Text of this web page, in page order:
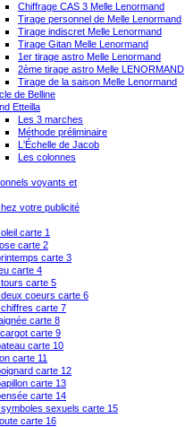
Chiffrage CAS 3 Melle Lenormand
Tirage personnel de Melle Lenormand
Tirage indiscret Melle Lenormand
Tirage Gitan Melle Lenormand
1er tirage astro Melle Lenormand
2ème tirage astro Melle LENORMAND
Tirage de la saison Melle Lenormand
de Belline
Etteilla
Les 3 marches
Méthode préliminaire
L'Échelle de Jacob
Les colonnes
voyants et
votre publicité
carte 1
carte 2
carte 3
carte 4
carte 5
coeurs carte 6
carte 7
carte 8
carte 9
carte 10
carte 11
carte 12
carte 13
carte 14
sexuels carte 15
carte 16